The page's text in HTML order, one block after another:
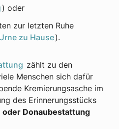
) oder
zur letzten Ruhe
zu Hause).
zählt zu den
Menschen sich dafür
Kremierungsasche im
des Erinnerungsstücks
oder Donaubestattung